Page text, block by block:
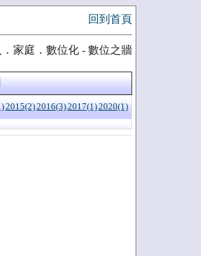
回到首頁
家庭．數位化 - 數位之牆
2015(2)2016(3)2017(1)2020(1)